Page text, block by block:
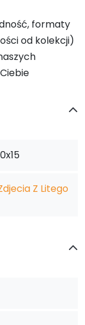
formaty
od kolekcji)
Z Litego